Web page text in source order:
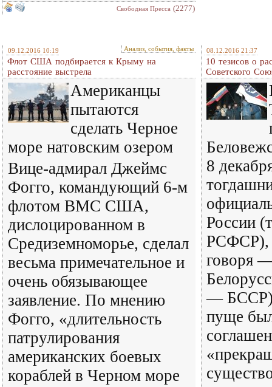
Свободная Пресса (2277)
09.12.2016 10:19 Анализ, события, факты
Флот США подбирается к Крыму на
расстояние выстрела
Американцы
пытаются
сделать Черное
море натовским озером
Вице-адмирал Джеймс
Фогго, командующий 6-м
флотом ВМС США,
дислоцированном в
Средиземноморье, сделал
весьма примечательное и
очень обязывающее
заявление. По мнению
Фогго, «длительность
патрулирования
американских боевых
кораблей в Черном море
08.12.2016 21:37
10 тезисов о
Советского
8
России
РСФСР),
говоря
— БССР)
пуще